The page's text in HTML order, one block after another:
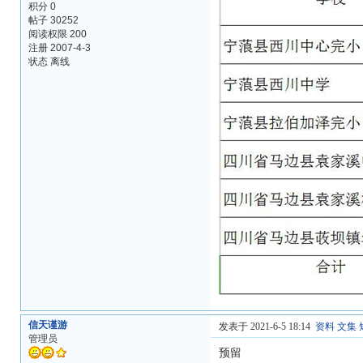
积分 0
帖子 30252
阅读权限 200
注册 2007-4-3
状态 离线
信天谨游
管理员
发表于 2021-6-5 18:14 资料 文集
预留